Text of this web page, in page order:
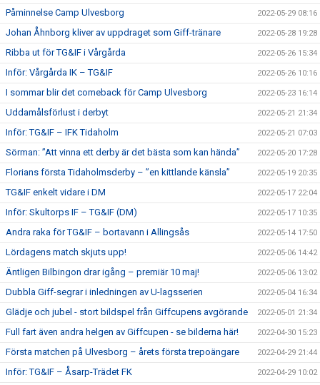
Påminnelse Camp Ulvesborg 2022-05-29 08:16
Johan Åhnborg kliver av uppdraget som Giff-tränare 2022-05-28 19:28
Ribba ut för TG&IF i Vårgårda 2022-05-26 15:34
Inför: Vårgårda IK – TG&IF 2022-05-26 10:16
I sommar blir det comeback för Camp Ulvesborg 2022-05-23 16:14
Uddamålsförlust i derbyt 2022-05-21 21:34
Inför: TG&IF – IFK Tidaholm 2022-05-21 07:03
Sörman: ”Att vinna ett derby är det bästa som kan hända” 2022-05-20 17:28
Florians första Tidaholmsderby – ”en kittlande känsla” 2022-05-19 20:35
TG&IF enkelt vidare i DM 2022-05-17 22:04
Inför: Skultorps IF – TG&IF (DM) 2022-05-17 10:35
Andra raka för TG&IF – bortavann i Allingsås 2022-05-14 17:50
Lördagens match skjuts upp! 2022-05-06 14:42
Äntligen Bilbingon drar igång – premiär 10 maj! 2022-05-06 13:02
Dubbla Giff-segrar i inledningen av U-lagsserien 2022-05-04 16:34
Glädje och jubel - stort bildspel från Giffcupens avgörande 2022-05-01 21:34
Full fart även andra helgen av Giffcupen - se bilderna här! 2022-04-30 15:23
Första matchen på Ulvesborg – årets första trepoängare 2022-04-29 21:44
Inför: TG&IF – Åsarp-Trädet FK 2022-04-29 10:02